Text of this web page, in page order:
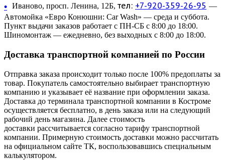
• Иваново, просп. Ленина, 12Б, тел: +7-920-359-26-95 —
Автомойка «Евро Конюшни: Car Wash» — среда и суббота.
Пункт выдачи заказов работает с ПН-СБ с 8:00 до 18:00.
Шиномонтаж — ежедневно, без выходных с 8:00 до 18:00.
Доставка транспортной компанией по России
Отправка заказа происходит только после 100% предоплаты за
товар. Покупатель самостоятельно выбирает транспортную
компанию и указывает её название при оформлении заказа.
Доставка до терминала транспортной компании в Костроме
осуществляется бесплатно, в день заказа или на следующий
рабочий день магазина. Далее стоимость
доставки рассчитывается согласно тарифу транспортной
компании. Примерную стоимость доставки можно рассчитать
на официальном сайте ТК, воспользовавшись специальным
калькулятором.